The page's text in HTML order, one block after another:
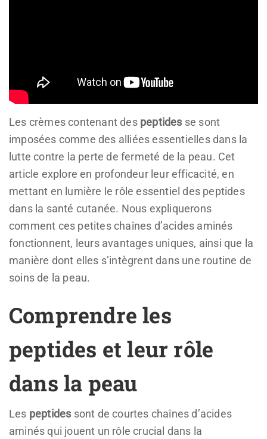
Les crèmes contenant des peptides se sont
imposées comme des alliées essentielles dans la
lutte contre la perte de fermeté de la peau. Cet
article explore en profondeur leur efficacité, en
mettant en lumière le rôle essentiel des peptides
dans la santé cutanée. Nous expliquerons
comment ces petites chaînes d’acides aminés
fonctionnent, leurs avantages uniques, ainsi que la
manière dont elles s’intègrent dans une routine de
soins de la peau.
Comprendre les
peptides et leur rôle
dans la peau
Les peptides sont de courtes chaînes d’acides
aminés qui jouent un rôle crucial dans la